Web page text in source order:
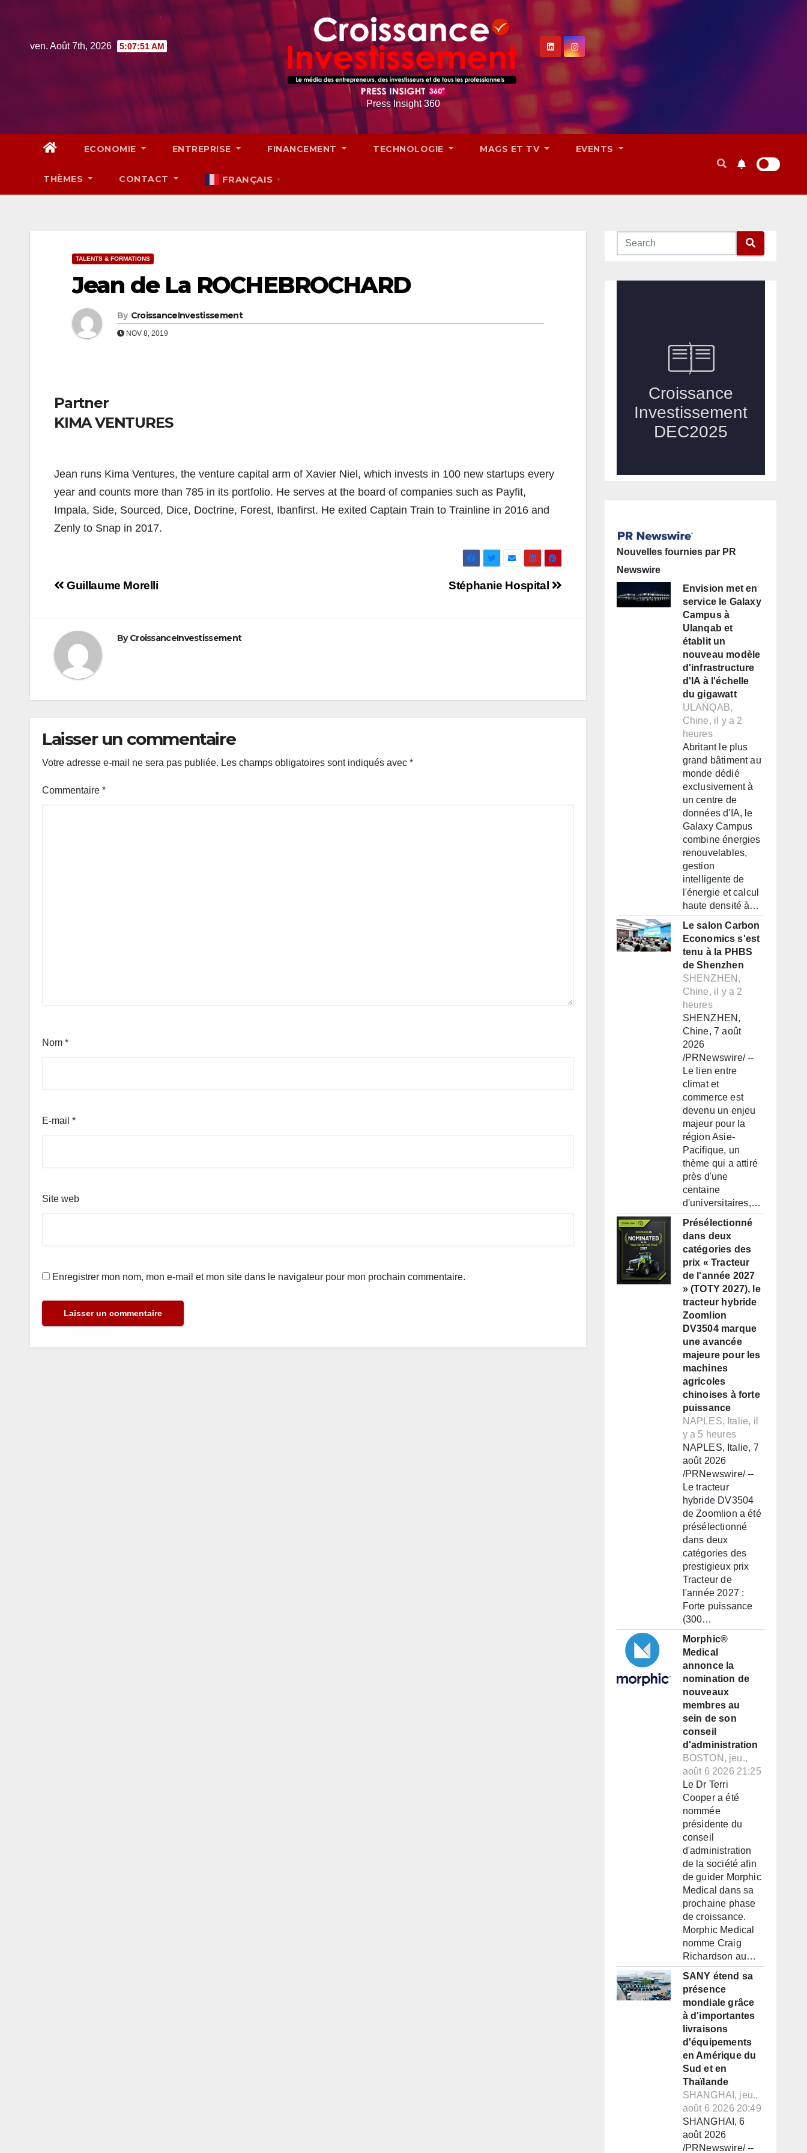
contentven. Août 7th, 2026 5:07:52 AM
Press Insight 360
ECONOMIE ENTREPRISE FINANCEMENT TECHNOLOGIE MAGS ET TV EVENTS
THÈMES CONTACT FRANÇAIS ▼
TALENTS & FORMATIONS
Jean de La ROCHEBROCHARD
By CroissanceInvestissement
NOV 8, 2019
Partner
KIMA VENTURES
Jean runs Kima Ventures, the venture capital arm of Xavier Niel, which invests in 100 new startups every
year and counts more than 785 in its portfolio. He serves at the board of companies such as Payfit,
Impala, Side, Sourced, Dice, Doctrine, Forest, Ibanfirst. He exited Captain Train to Trainline in 2016 and
Zenly to Snap in 2017.
Navigation
l’article
Stéphanie Hospital
Guillaume Morelli
ByCroissanceInvestissement
Laisser un commentaire
Votre adresse e-mail ne sera pas publiée. Les champs obligatoires sont indiqués avec *
Commentaire *
Nom *
E-mail *
Site web
Enregistrer mon nom, mon e-mail et mon site dans le navigateur pour mon prochain commentaire.
Nouvelles fournies par PR
Newswire
Envision met en
service le Galaxy
Campus à
Ulanqab et
établit un
nouveau modèle
d'infrastructure
d'IA à l'échelle
du gigawatt
ULANQAB,
Chine, il y a 2
heures
Abritant le plus
grand bâtiment au
monde dédié
exclusivement à
un centre de
données d'IA, le
Galaxy Campus
combine énergies
renouvelables,
gestion
intelligente de
l'énergie et calcul
haute densité à…
Le salon Carbon
Economics s'est
tenu à la PHBS
de Shenzhen
SHENZHEN,
Chine, il y a 2
heures
SHENZHEN,
Chine, 7 août
2026
/PRNewswire/ --
Le lien entre
climat et
commerce est
devenu un enjeu
majeur pour la
région Asie-
Pacifique, un
thème qui a attiré
près d'une
centaine
d'universitaires,…
Présélectionné
dans deux
catégories des
prix « Tracteur
de l'année 2027
» (TOTY 2027), le
tracteur hybride
Zoomlion
DV3504 marque
une avancée
majeure pour les
machines
agricoles
chinoises à forte
puissance
NAPLES, Italie, il
y a 5 heures
NAPLES, Italie, 7
août 2026
/PRNewswire/ --
Le tracteur
hybride DV3504
de Zoomlion a été
présélectionné
dans deux
catégories des
prestigieux prix
Tracteur de
l'année 2027 :
Forte puissance
(300…
Morphic®
Medical
annonce la
nomination de
nouveaux
membres au
sein de son
conseil
d'administration
BOSTON, jeu.,
août 6 2026 21:25
Le Dr Terri
Cooper a été
nommée
présidente du
conseil
d'administration
de la société afin
de guider Morphic
Medical dans sa
prochaine phase
de croissance.
Morphic Medical
nomme Craig
Richardson au…
SANY étend sa
présence
mondiale grâce
à d'importantes
livraisons
d'équipements
en Amérique du
Sud et en
Thaïlande
SHANGHAI, jeu.,
août 6 2026 20:49
SHANGHAI, 6
août 2026
/PRNewswire/ --